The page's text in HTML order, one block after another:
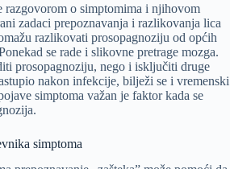
razgovorom o simptomima i njihovom
zadaci prepoznavanja i razlikovanja lica
razlikovati prosopagnoziju od općih
se rade i slikovne pretrage mozga.
prosopagnoziju, nego i isključiti druge
nakon infekcije, bilježi se i vremenski
simptoma važan je faktor kada se
simptoma